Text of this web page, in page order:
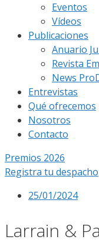
Eventos
Vídeos
Publicaciones
Anuario
Revista
News
Entrevistas
Qué ofrecemos
Nosotros
Contacto
Premios 2026
Registra tu despacho
25/01/2024
Larrain &